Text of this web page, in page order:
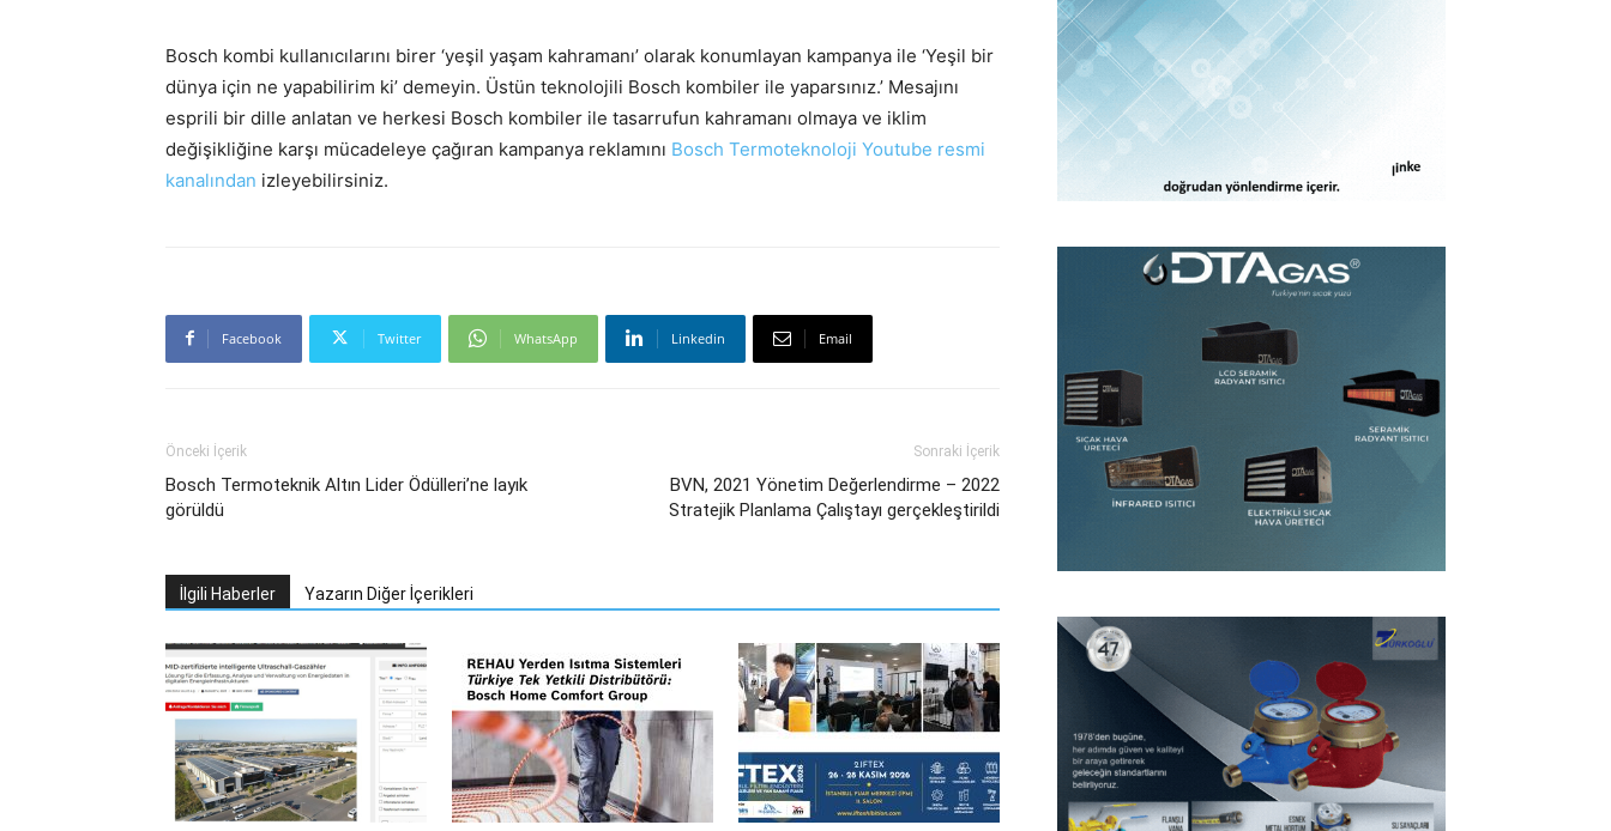
Bosch kombi kullanıcılarını birer ‘yeşil yaşam kahramanı’ olarak konumlayan kampanya ile ‘Yeşil bir
dünya için ne yapabilirim ki’ demeyin. Üstün teknolojili Bosch kombiler ile yaparsınız.’ Mesajını
esprili bir dille anlatan ve herkesi Bosch kombiler ile tasarrufun kahramanı olmaya ve iklim
değişikliğine karşı mücadeleye çağıran kampanya reklamını Bosch Termoteknoloji Youtube resmi
kanalından izleyebilirsiniz.
Facebook Twitter WhatsApp Linkedin Email
Önceki İçerik
Bosch Termoteknik Altın Lider Ödülleri’ne layık
görüldü
Sonraki İçerik
BVN, 2021 Yönetim Değerlendirme – 2022
Stratejik Planlama Çalıştayı gerçekleştirildi
İlgili Haberler Yazarın Diğer İçerikleri